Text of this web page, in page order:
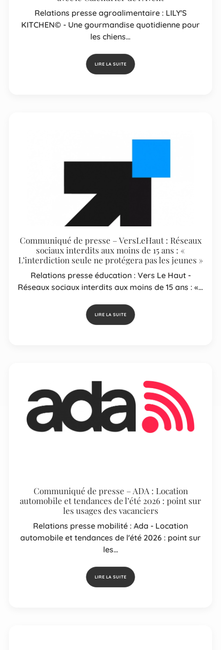
Relations presse agroalimentaire : LILY'S
KITCHEN© - Une gourmandise quotidienne pour
les chiens…
LIRE LA SUITE
Communiqué de presse – VersLeHaut : Réseaux
sociaux interdits aux moins de 15 ans : «
L’interdiction seule ne protégera pas les jeunes »
Relations presse éducation : Vers Le Haut -
Réseaux sociaux interdits aux moins de 15 ans : «…
LIRE LA SUITE
Communiqué de presse – ADA : Location
automobile et tendances de l’été 2026 : point sur
les usages des vacanciers
Relations presse mobilité : Ada - Location
automobile et tendances de l'été 2026 : point sur
les…
LIRE LA SUITE